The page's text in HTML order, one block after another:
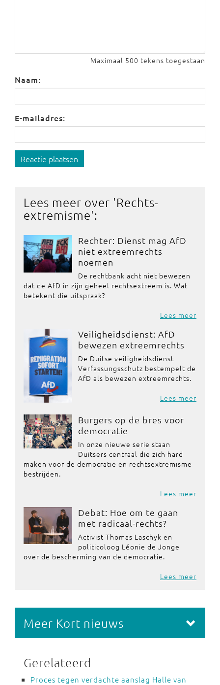
Maximaal 500 tekens toegestaan
Naam:
E-mailadres:
Reactie plaatsen
Lees meer over 'Rechts-
extremisme':
Rechter: Dienst mag AfD
niet extreemrechts
noemen
De rechtbank acht niet bewezen
dat de AfD in zijn geheel rechtsextreem is. Wat
betekent die uitspraak?
Lees meer
Veiligheidsdienst: AfD
bewezen extreemrechts
De Duitse veiligheidsdienst
Verfassungsschutz bestempelt de
AfD als bewezen extreemrechts.
Lees meer
Burgers op de bres voor
democratie
In onze nieuwe serie staan
Duitsers centraal die zich hard
maken voor de democratie en rechtsextremisme
bestrijden.
Lees meer
Debat: Hoe om te gaan
met radicaal-rechts?
Activist Thomas Laschyk en
politicoloog Léonie de Jonge
over de bescherming van de democratie.
Lees meer
Meer Kort nieuws
Gerelateerd
Proces tegen verdachte aanslag Halle van